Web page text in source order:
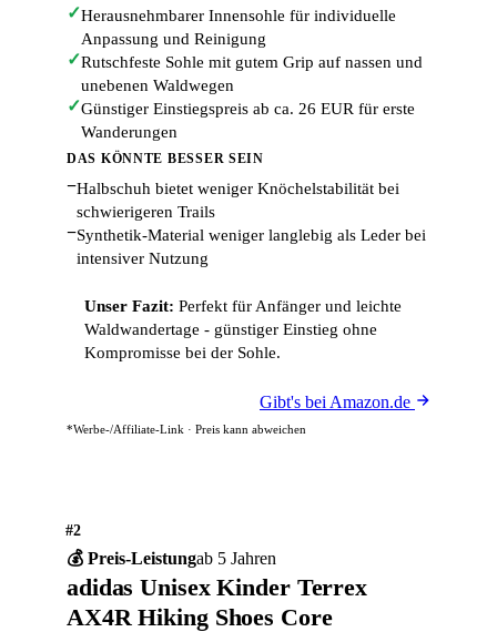
✓Herausnehmbarer Innensohle für individuelle
Anpassung und Reinigung
✓Rutschfeste Sohle mit gutem Grip auf nassen und
unebenen Waldwegen
✓Günstiger Einstiegspreis ab ca. 26 EUR für erste
Wanderungen
DAS KÖNNTE BESSER SEIN
−Halbschuh bietet weniger Knöchelstabilität bei
schwierigeren Trails
−Synthetik-Material weniger langlebig als Leder bei
intensiver Nutzung
Unser Fazit: Perfekt für Anfänger und leichte
Waldwandertage - günstiger Einstieg ohne
Kompromisse bei der Sohle.
Gibt's bei Amazon.de
*Werbe-/Affiliate-Link · Preis kann abweichen
#2
💰 Preis-Leistungab 5 Jahren
adidas Unisex Kinder Terrex
AX4R Hiking Shoes Core